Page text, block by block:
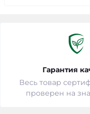
Гарантия
Весь товар
проверен на